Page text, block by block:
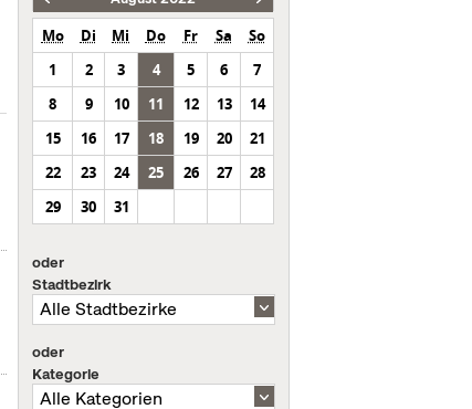
Mo Di Mi Do Fr Sa
So
1
2 3 4 5 6
7
8
9 10 11 12 13
14
15
16 17 18 19 20
21
22
23 24 25 26 27
28
29
30 31
oder
Stadtbezirk
oder
Kategorie